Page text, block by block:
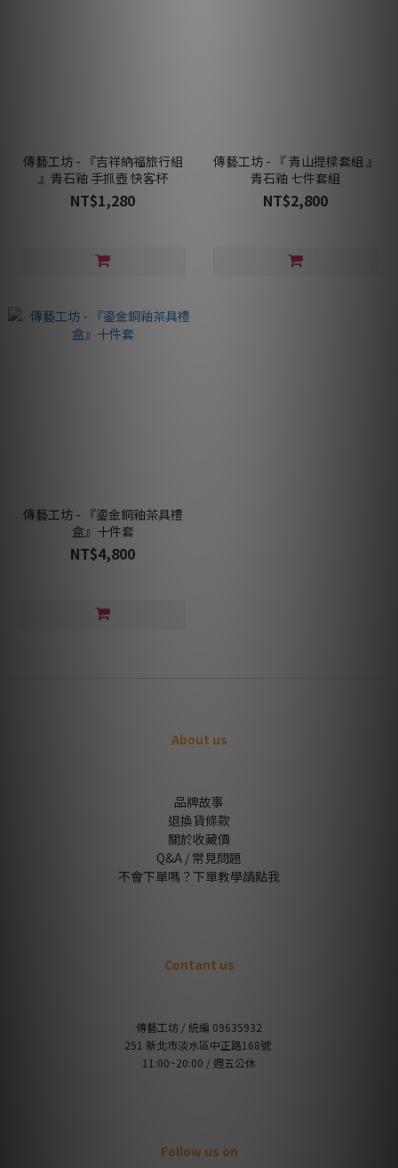
傳藝工坊 - 『吉祥納福旅行組
』青石釉 手抓壺 快客杯
NT$1,280
傳藝工坊 - 『 青山提樑套組 』
青石釉 七件套組
NT$2,800
傳藝工坊 - 『鎏金銅釉茶具禮
盒』十件套
NT$4,800
About us
品牌故事
退換貨條款
關於收藏價
Q&A / 常見問題
不會下單嗎？下單教學請點我
Contant us
傳藝工坊 / 統編 09635932
251 新北市淡水區中正路168號
11:00~20:00 / 週五公休
Follow us on